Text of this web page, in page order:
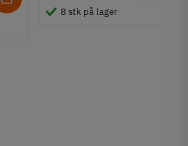
8 stk på lager